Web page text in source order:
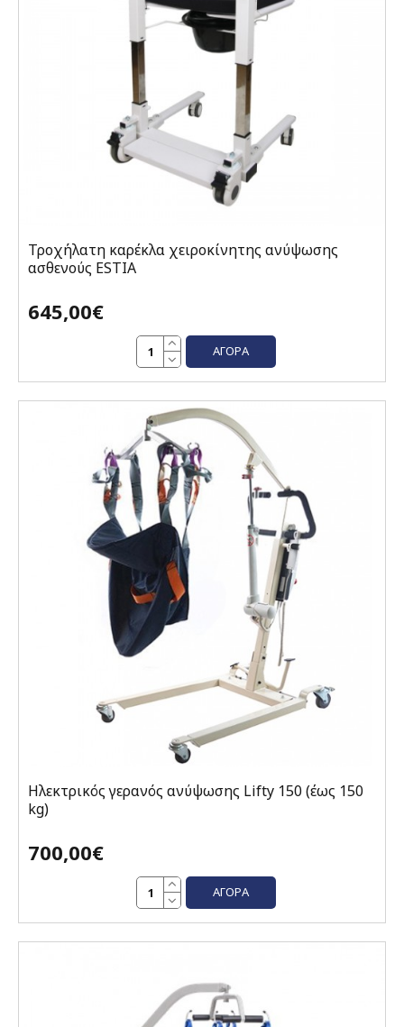
Τροχήλατη καρέκλα χειροκίνητης ανύψωσης
ασθενούς ESTIA
645,00€
ΑΓΟΡΆ
Ηλεκτρικός γερανός ανύψωσης Lifty 150 (έως 150
kg)
700,00€
ΑΓΟΡΆ